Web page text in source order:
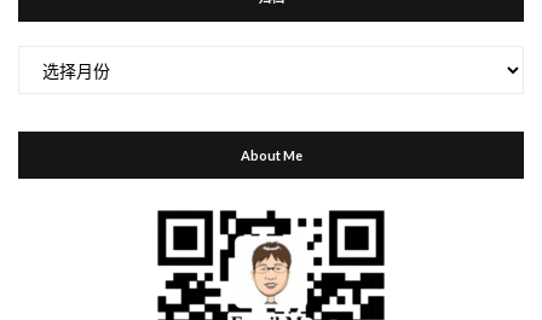
About Me